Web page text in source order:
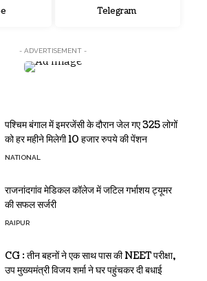
Telegram
- ADVERTISEMENT -
पश्चिम बंगाल में इमरजेंसी के दौरान जेल गए 325 लोगों
को हर महीने मिलेगी 10 हजार रुपये की पेंशन
NATIONAL
राजनांदगांव मेडिकल कॉलेज में जटिल गर्भाशय ट्यूमर
की सफल सर्जरी
RAIPUR
CG : तीन बहनों ने एक साथ पास की NEET परीक्षा,
उप मुख्यमंत्री विजय शर्मा ने घर पहुंचकर दी बधाई